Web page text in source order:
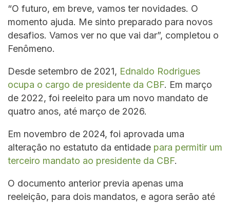
“O futuro, em breve, vamos ter novidades. O
momento ajuda. Me sinto preparado para novos
desafios. Vamos ver no que vai dar”, completou o
Fenômeno.
Desde setembro de 2021, Ednaldo Rodrigues
ocupa o cargo de presidente da CBF. Em março
de 2022, foi reeleito para um novo mandato de
quatro anos, até março de 2026.
Em novembro de 2024, foi aprovada uma
alteração no estatuto da entidade para permitir um
terceiro mandato ao presidente da CBF.
O documento anterior previa apenas uma
reeleição, para dois mandatos, e agora serão até